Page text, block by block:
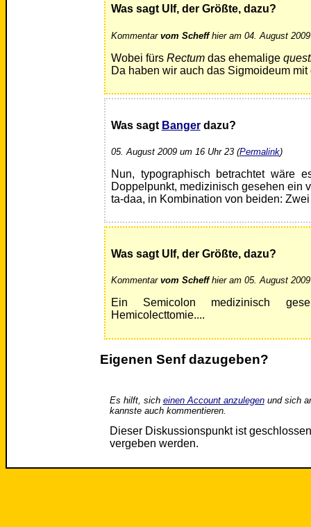
Was sagt Ulf, der Größte, dazu?
Kommentar vom Scheffhier am 04. August
Wobei fürs Rectumdas ehemalige
Da haben wir auch das Sigmoideum mit
Was sagt Bangerdazu?
05. August 2009 um 16 Uhr 23 (Permalink)
Nun, typographisch betrachtet wäre
Doppelpunkt, medizinisch gesehen ein
ta-daa, in Kombination von beiden:
Was sagt Ulf, der Größte, dazu?
Kommentar vom Scheffhier am 05. August
Ein Semicolon medizinisch
Hemicolecttomie....
Eigenen Senf dazugeben?
Es hilft, sich einen Account anzulegenund sich
kannste auch kommentieren.
Dieser Diskussionspunkt ist
vergeben werden.